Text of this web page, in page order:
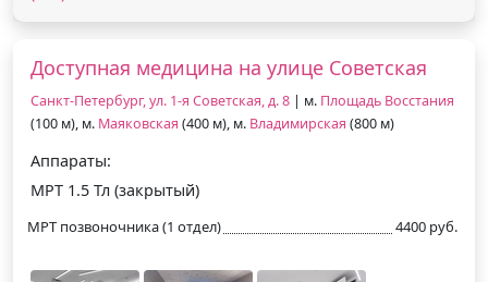
Доступная медицина на улице Советская
Санкт-Петербург, ул. 1-я Советская, д. 8 | м. Площадь Восстания
(100 м), м. Маяковская (400 м), м. Владимирская (800 м)
Аппараты:
МРТ 1.5 Тл (закрытый)
МРТ позвоночника (1 отдел) 4400 руб.